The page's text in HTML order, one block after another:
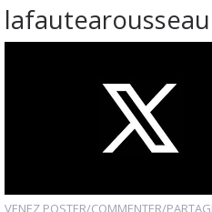
VENEZ POSTER/COMMENTER/